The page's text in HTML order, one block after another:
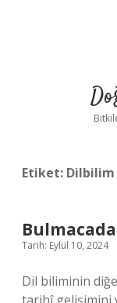
Etiket: Dilbilim
Tarih: Eylül 10, 2024
Dil biliminin